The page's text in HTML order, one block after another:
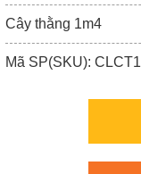
Cây thằng 1m4
Mã SP(SKU): CLCT1